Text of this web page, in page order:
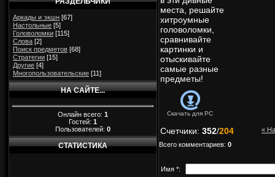
Аркады и экшн [67]
Настольные [5]
Головоломки [115]
Слова [2]
Поиск предметов [68]
Стратегии [15]
Другие [4]
Многопользовательские [11]
НА САЙТЕ...
Онлайн всего: 1
Гостей: 1
Пользователей: 0
СТАТИСТИКА
места, решайте
хитроумные
головоломки,
сравнивайте
картинки и
отыскивайте
самые разные
предметы!
Скачать для PC
«
Счетчики: 352/204
Всего комментариев: 0
Имя *: